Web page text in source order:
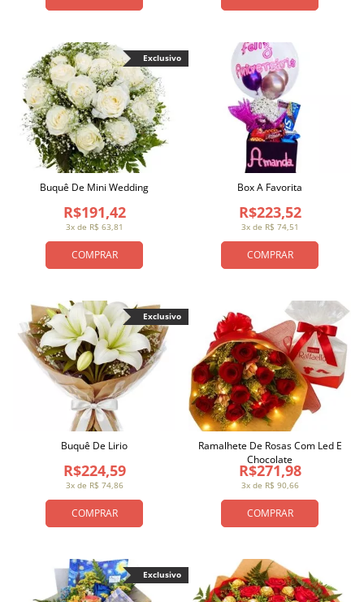
COMPRAR
3x de R$ 63,81
R$191,42
Buquê De Mini Wedding
Exclusivo
COMPRAR
3x de R$ 74,51
R$223,52
Box A Favorita
COMPRAR
3x de R$ 74,86
R$224,59
Buquê De Lirio
Exclusivo
COMPRAR
3x de R$ 90,66
R$271,98
Ramalhete De Rosas Com Led E
Chocolate
Exclusivo